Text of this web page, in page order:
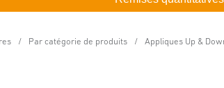
Par catégorie de produits Appliques Up &
Luminaire extérieur LED à détection